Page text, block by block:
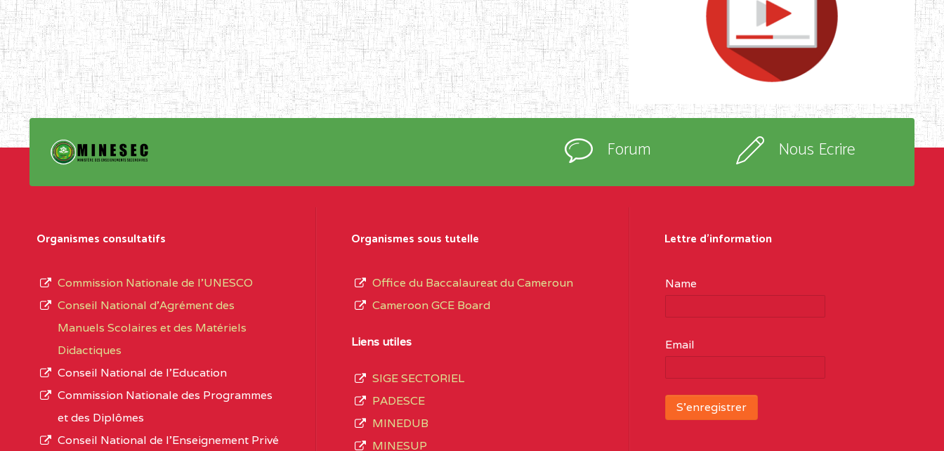
Forum Nous Ecrire
Organismes consultatifs
Commission Nationale de l’UNESCO
Conseil National d’Agrément des
Manuels Scolaires et des Matériels
Didactiques
Conseil National de l’Education
Commission Nationale des Programmes
et des Diplômes
Conseil National de l’Enseignement Privé
Organismes sous tutelle
Office du Baccalaureat du Cameroun
Cameroon GCE Board
Liens utiles
SIGE SECTORIEL
PADESCE
MINEDUB
MINESUP
Lettre d'information
Name
Email